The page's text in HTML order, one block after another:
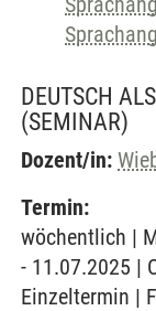
DEUTSCH
(SEMINAR)
Dozent/in:
Termin:
wöchentlich |
- 11.07.2025 |
Einzeltermin |